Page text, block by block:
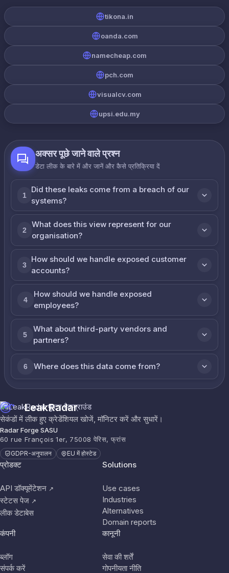
tikona.in
oanda.com
namecheap.com
pch.com
visualcv.com
upsi.edu.my
अक्सर पूछे जाने वाले प्रश्न
डेटा लीक के बारे में और जानें और कैसे प्रतिक्रिया दें
1
Did these leaks come from a breach of our
systems?
2
What does this view represent for our
organisation?
3
How should we handle exposed customer
accounts?
4
How should we handle exposed
employees?
5
What about third-party vendors and
partners?
6 Where does this data come from?
LeakRadar
सेकंडों में लीक हुए क्रेडेंशियल खोजें, मॉनिटर करें और सुधारें।
Radar Forge SASU
60 rue François 1er, 75008 पेरिस, फ्रांस
GDPR-अनुपालन EU में होस्टेड
प्रोडक्ट
API डॉक्यूमेंटेशन ↗
स्टेटस पेज ↗
लीक डेटाबेस
Solutions
Use cases
Industries
Alternatives
Domain reports
कंपनी
ब्लॉग
संपर्क करें
कानूनी
सेवा की शर्तें
गोपनीयता नीति